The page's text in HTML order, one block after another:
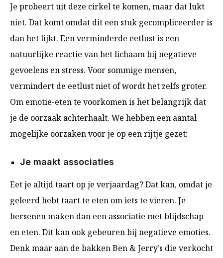
Je probeert uit deze cirkel te komen, maar dat lukt
niet. Dat komt omdat dit een stuk gecompliceerder is
dan het lijkt. Een verminderde eetlust is een
natuurlijke reactie van het lichaam bij negatieve
gevoelens en stress. Voor sommige mensen,
vermindert de eetlust niet of wordt het zelfs groter.
Om emotie-eten te voorkomen is het belangrijk dat
je de oorzaak achterhaalt. We hebben een aantal
mogelijke oorzaken voor je op een rijtje gezet:
Je maakt associaties
Eet je altijd taart op je verjaardag? Dat kan, omdat je
geleerd hebt taart te eten om iets te vieren. Je
hersenen maken dan een associatie met blijdschap
en eten. Dit kan ook gebeuren bij negatieve emoties.
Denk maar aan de bakken Ben & Jerry’s die verkocht